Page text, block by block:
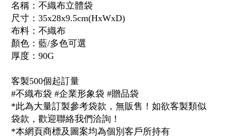
名稱：不織布立體袋
尺寸：35x28x9.5cm(HxWxD)
布料：不織布
顏色：藍/多色可選
厚度：90G
客製500個起訂量
#不織布袋 #企業形象袋 #贈品袋
*此為大量訂製參考袋款，無販售！如欲客製類似
袋款，歡迎聯絡我們洽詢！
*本網頁商標及圖案均為個別客戶所持有